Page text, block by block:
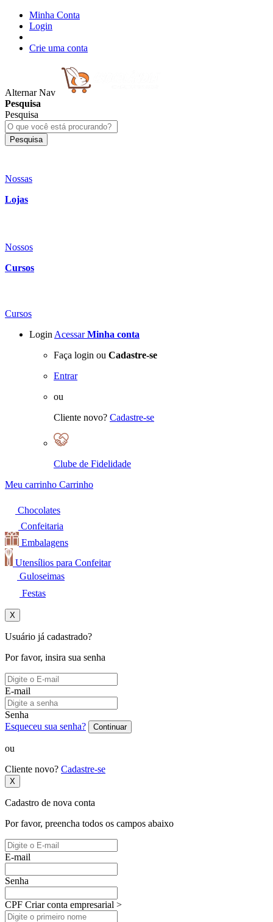
Minha Conta
Login
Crie uma conta
Alternar Nav
Pesquisa
Pesquisa
Pesquisa
Nossas
Lojas
Nossos
Cursos
Cursos
Login Acessar Minha conta
Faça login ou Cadastre-se
Entrar
ou
Cliente novo? Cadastre-se
Clube de Fidelidade
Meu carrinho Carrinho
Chocolates
Confeitaria
Embalagens
Utensílios para Confeitar
Guloseimas
Festas
X
Usuário já cadastrado?
Por favor, insira sua senha
E-mail
Senha
Esqueceu sua senha?
Continuar
ou
Cliente novo? Cadastre-se
X
Cadastro de nova conta
Por favor, preencha todos os campos abaixo
E-mail
Senha
CPF Criar conta empresarial >